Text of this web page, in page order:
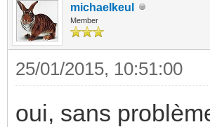
michaelkeul
Member
25/01/2015, 10:51:00
oui, sans